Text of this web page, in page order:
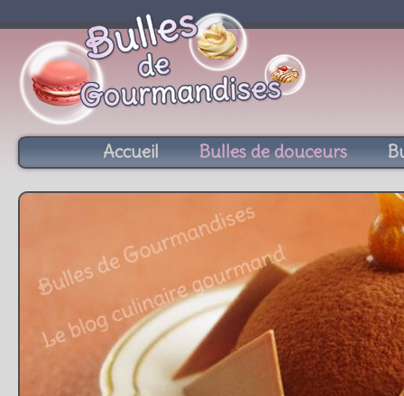
Accueil Bulles de douceurs